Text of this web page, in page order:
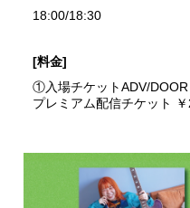
18:00/18:30
[料金]
①入場チケットADV/
プレミアム配信チケット